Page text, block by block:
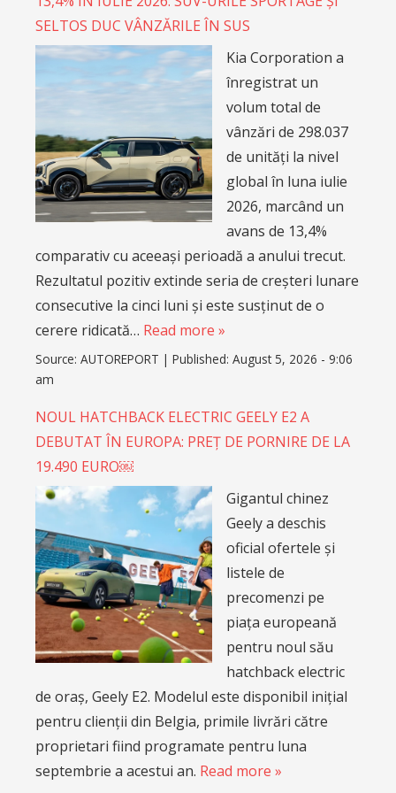
SELTOS DUC VÂNZĂRILE ÎN SUS
Kia Corporation a
înregistrat un
volum total de
vânzări de 298.037
de unități la nivel
global în luna iulie
2026, marcând un
avans de 13,4%
comparativ cu aceeași perioadă a anului trecut.
Rezultatul pozitiv extinde seria de creșteri lunare
consecutive la cinci luni și este susținut de o
cerere ridicată… Read more »
Source: AUTOREPORT | Published: August 5, 2026 - 9:06
am
NOUL HATCHBACK ELECTRIC GEELY E2 A
DEBUTAT ÎN EUROPA: PREȚ DE PORNIRE DE LA
19.490 EURO￼
Gigantul chinez
Geely a deschis
oficial ofertele și
listele de
precomenzi pe
piața europeană
pentru noul său
hatchback electric
de oraș, Geely E2. Modelul este disponibil inițial
pentru clienții din Belgia, primile livrări către
proprietari fiind programate pentru luna
septembrie a acestui an. Read more »